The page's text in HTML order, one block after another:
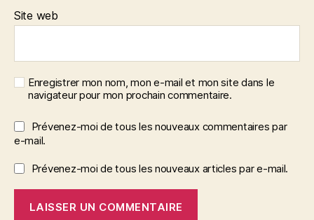
Site web
Enregistrer mon nom, mon e-mail et mon site dans le
navigateur pour mon prochain commentaire.
Prévenez-moi de tous les nouveaux commentaires par
e-mail.
Prévenez-moi de tous les nouveaux articles par e-mail.